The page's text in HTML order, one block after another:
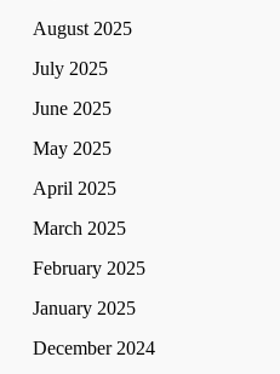
August 2025
July 2025
June 2025
May 2025
April 2025
March 2025
February 2025
January 2025
December 2024